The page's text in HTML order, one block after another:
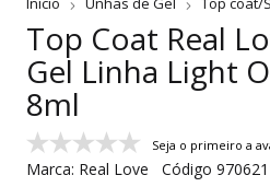
Top Coat Real
Gel Linha Light
8ml
Seja o primeiro a
Marca: Real Love Código